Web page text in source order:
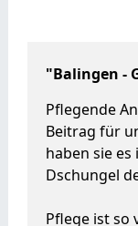
"Balingen -
Pflegende
Beitrag für
haben sie
Dschungel
Pflege ist so